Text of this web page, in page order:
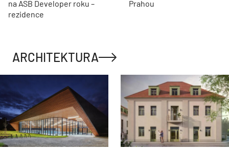
na ASB Developer roku –
rezidence
Prahou
ARCHITEKTURA